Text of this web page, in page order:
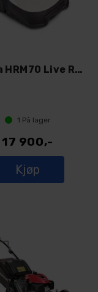
Honda HRM70 Live Robotklipper
1 På lager
17 900,-
Kjøp